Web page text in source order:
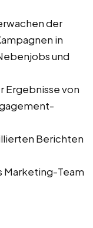
der
in
und
Ergebnisse von
Berichten
Marketing-Team